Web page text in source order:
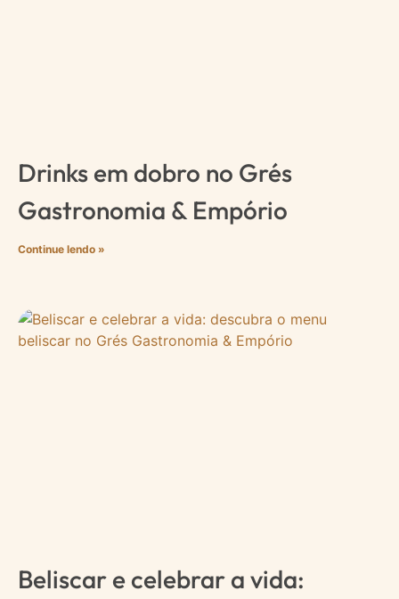
Drinks em dobro no Grés
Gastronomia & Empório
Continue lendo »
Beliscar e celebrar a vida: